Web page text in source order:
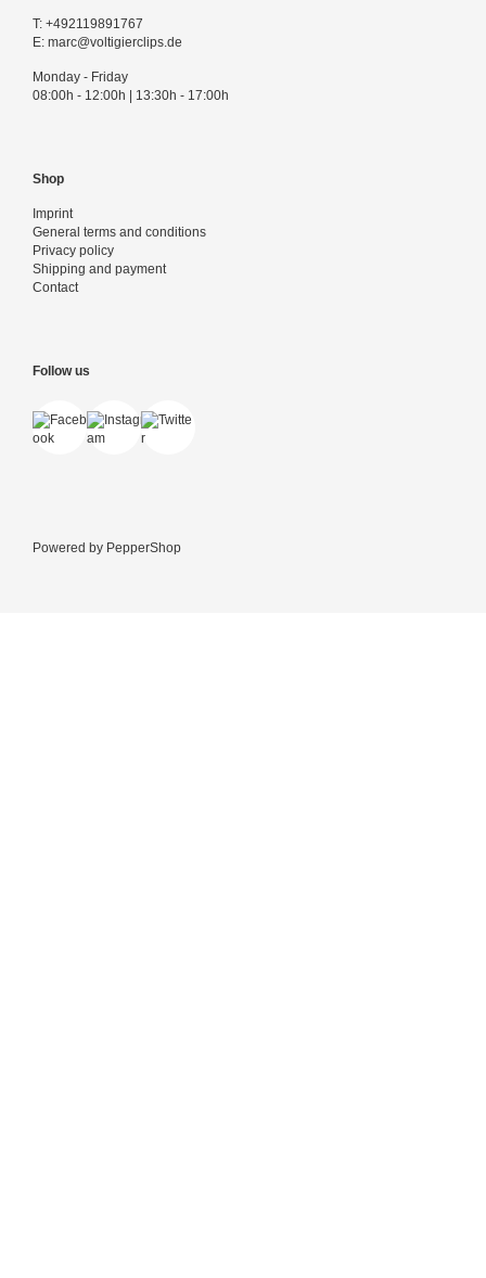
T: +492119891767
E: marc@voltigierclips.de
Monday - Friday
08:00h - 12:00h | 13:30h - 17:00h
Shop
Imprint
General terms and conditions
Privacy policy
Shipping and payment
Contact
Follow us
Powered by PepperShop